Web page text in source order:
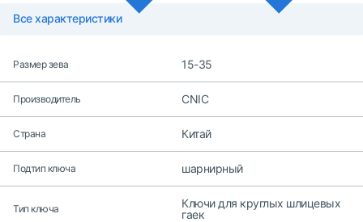
Все характеристики
Размер зева 15-35
Производитель CNIC
Страна Китай
Подтип ключа шарнирный
Тип ключа
Ключи для круглых шлицевых
гаек